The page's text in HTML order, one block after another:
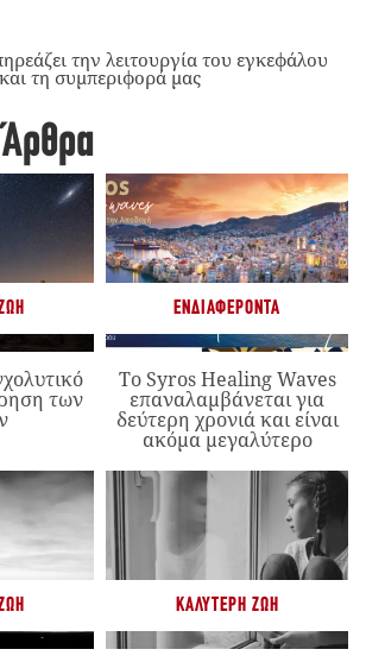
την λειτουργία του εγκεφάλου
και τη συμπεριφορά μας
των
ΕΝΔΙΑΦΈΡΟΝΤΑ
Το Syros Healing Waves
επαναλαμβάνεται για
δεύτερη χρονιά και είναι
ακόμα μεγαλύτερο
ΚΑΛΎΤΕΡΗ ΖΩΉ